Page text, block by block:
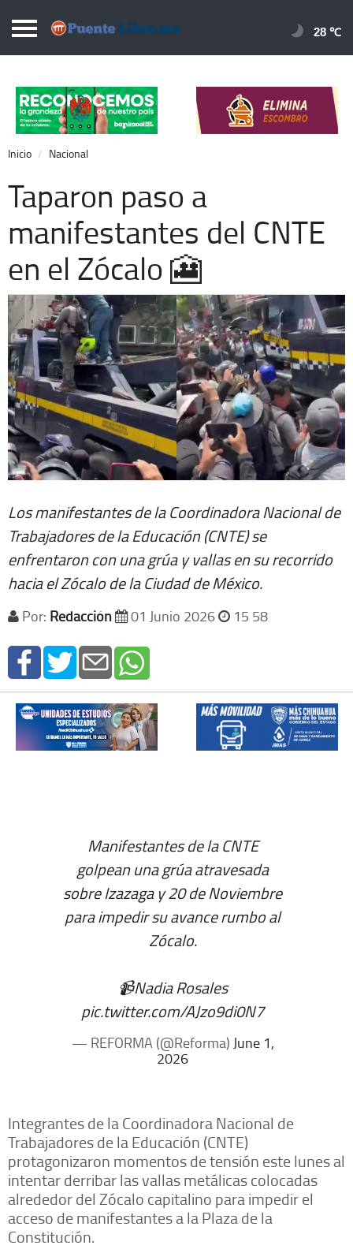
Puentelibre.mx
Local
Nacional
Opinión
Cronos
Economía
Espectáculos
Extra +
28 ℃
Inicio Nacional
Taparon paso a
manifestantes del CNTE
en el Zócalo 🎦
Los manifestantes de la Coordinadora Nacional de
Trabajadores de la Educación (CNTE) se
enfrentaron con una grúa y vallas en su recorrido
hacia el Zócalo de la Ciudad de México.
Por: Redacción 01 Junio 2026 15 58
Manifestantes de la CNTE
golpean una grúa atravesada
sobre Izazaga y 20 de Noviembre
para impedir su avance rumbo al
Zócalo.
📹Nadia Rosales
pic.twitter.com/AJzo9di0N7
— REFORMA (@Reforma) June 1,
2026
Integrantes de la Coordinadora Nacional de
Trabajadores de la Educación (CNTE)
protagonizaron momentos de tensión este lunes al
intentar derribar las vallas metálicas colocadas
alrededor del Zócalo capitalino para impedir el
acceso de manifestantes a la Plaza de la
Constitución.